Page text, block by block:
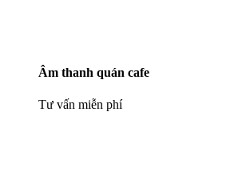
Âm thanh quán cafe
Tư vấn miễn phí